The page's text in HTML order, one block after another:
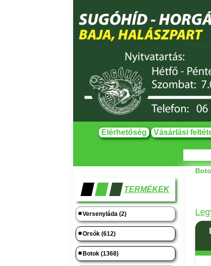
Elérhetőség Vásárlási
TERMÉKEK
Versenyláda (2)
Orsók (612)
Botok (1368)